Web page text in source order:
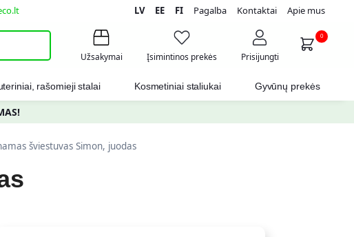
LV EE FI Pagalba Kontaktai Apie mus
Užsakymai Įsimintinos prekės Prisijungti
0
rašomieji stalai Kosmetiniai staliukai Gyvūnų prekės
šviestuvas Simon, juodas